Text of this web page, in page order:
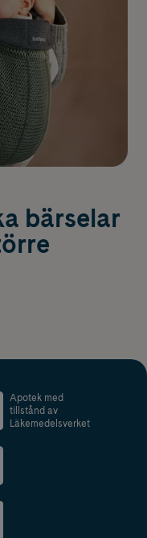
bärselar
Apotek med
tillstånd av
Läkemedelsverket